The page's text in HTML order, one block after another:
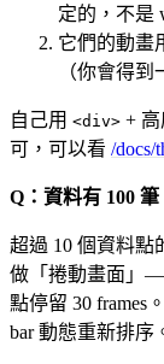
定的，不是
它們的動畫
（你會得到
自己用 <div> +
可，可以看 /docs/
Q：資料有 100
超過 10 個資料點
做「捲動畫面」
點停留 30 frames
bar 動態重新排序